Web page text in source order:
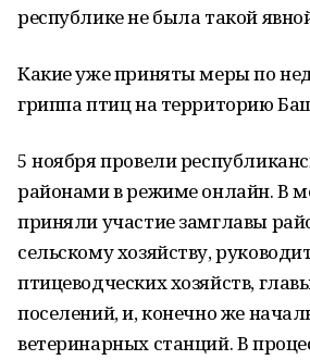
республике не была такой
Какие уже приняты меры по
гриппа птиц на территорию
5 ноября провели
районами в режиме онлайн. В
приняли участие замглавы
сельскому хозяйству,
птицеводческих хозяйств,
поселений, и, конечно же
ветеринарных станций. В